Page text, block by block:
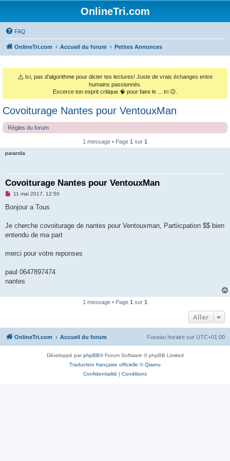
OnlineTri.com
FAQ
OnlineTri.com Accueil du forum Petites Annonces
⚠️ Ici, pas d'algorithme pour dicter tes lectures! Juste de vrais échanges entre
humains passionnés.
Excerce ton esprit critique 🧠 pour faire le ... tri 😉.
Covoiturage Nantes pour VentouxMan
Règles du forum
1 message • Page 1 sur 1
paranda
Covoiturage Nantes pour VentouxMan
M
s
g
n
l
11 mai 2017, 12:50
Bonjour a Tous
Je cherche covoiturage de nantes pour Ventouxman, Partiicpation $$ bien
entendu de ma part
merci pour votre reponses
paul 0647897474
nantes
1 message • Page 1 sur 1
Aller
OnlineTri.com Accueil du forum Fuseau horaire sur UTC+01:00
Développé parphpBB® Forum Software © phpBB Limited
Traduction française officielle ©Qiaeru
Confidentialité | Conditions